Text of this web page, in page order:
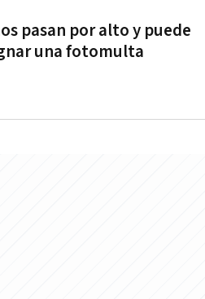
pasan por alto y puede
una fotomulta